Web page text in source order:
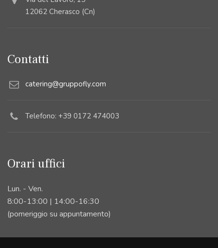
12062 Cherasco (Cn)
Contatti
catering@gruppofly.com
Telefono: +39 0172 474003
Orari uffici
Lun. - Ven.
8:00-13:00 | 14:00-16:30
(pomeriggio su appuntamento)